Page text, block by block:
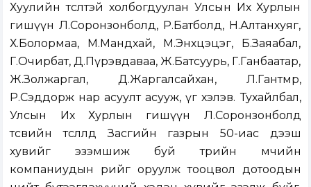
Хуулийн төсөлтэй холбогдуулан Улсын Их Хурлын
гишүүн Л.Соронзонболд, Р.Батболд, Н.Алтанхуяг,
Х.Болормаа, М.Мандхай, М.Энхцэцэг, Б.Заяабал,
Г.Очирбат, Д.Пүрэвдаваа, Ж.Батсуурь, Г.Ганбаатар,
Ж.Золжаргал, Д.Жаргалсайхан, Л.Гантөмөр,
Р.Сэддорж нар асуулт асууж, үг хэлэв. Тухайлбал,
Улсын Их Хурлын гишүүн Л.Соронзонболд
төсвийн төсөөлөлд Засгийн газрын 50-иас дээш
хувийг эзэмшиж буй төрийн өмчийн
компаниудын өрийг оруулж тооцвол дотоодын